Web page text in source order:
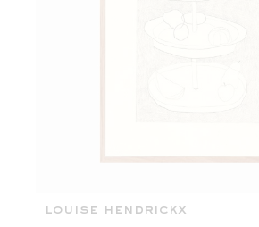
louise hendrickx